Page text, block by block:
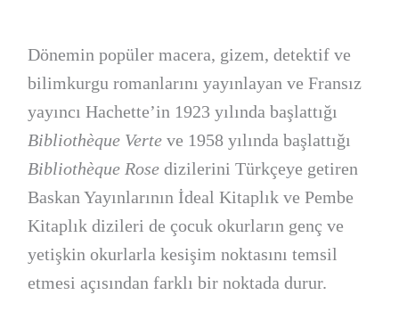
Dönemin popüler macera, gizem, detektif ve
bilimkurgu romanlarını yayınlayan ve Fransız
yayıncı Hachette’in 1923 yılında başlattığı
Bibliothèque Verteve 1958 yılında başlattığı
Bibliothèque Rosedizilerini Türkçeye getiren
Baskan Yayınlarının İdeal Kitaplık ve Pembe
Kitaplık dizileri de çocuk okurların genç ve
yetişkin okurlarla kesişim noktasını temsil
etmesi açısından farklı bir noktada durur.